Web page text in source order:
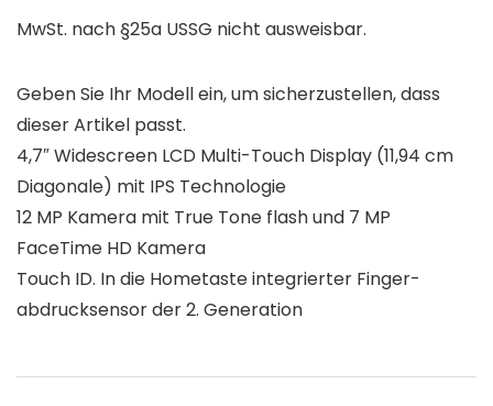
MwSt. nach §25a USSG nicht ausweisbar.
Geben Sie Ihr Modell ein, um sicherzustellen, dass
dieser Artikel passt.
4,7″ Widescreen LCD Multi-Touch Display (11,94 cm
Diagonale) mit IPS Technologie
12 MP Kamera mit True Tone flash und 7 MP
FaceTime HD Kamera
Touch ID. In die Hometaste integrierter Finger­
abdruck­sensor der 2. Generation